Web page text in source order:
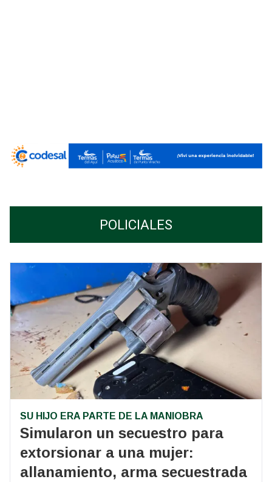
POLICIALES
SU HIJO ERA PARTE DE LA MANIOBRA
Simularon un secuestro para
extorsionar a una mujer:
allanamiento, arma secuestrada